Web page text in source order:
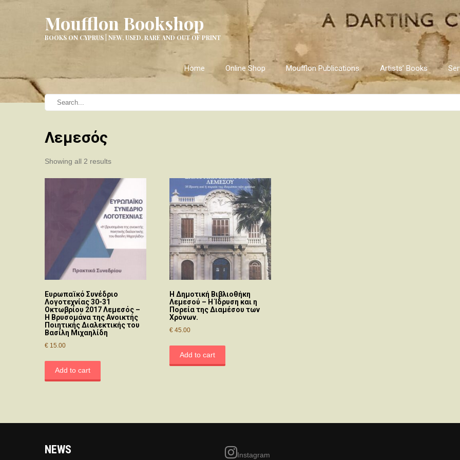
Moufflon Bookshop
BOOKS ON CYPRUS | NEW, USED, RARE AND OUT OF PRINT
Home Online Shop Moufflon Publications Artists’ Books
Λεμεσός
Showing all 2 resultsSorted
latest
Ευρωπαϊκό Συνέδριο
Λογοτεχνίας 30-31
Οκτωβρίου 2017 Λεμεσός –
Η Βρυσομάνα της Ανοικτής
Ποιητικής Διαλεκτικής του
Βασίλη Μιχαηλίδη
€ 15.00
Add to cart
Η Δημοτική Βιβλιοθήκη
Λεμεσού – Η Ίδρυση και η
Πορεία της Διαμέσου των
Χρόνων.
€45.00
Add to cart
NEWS Instagram